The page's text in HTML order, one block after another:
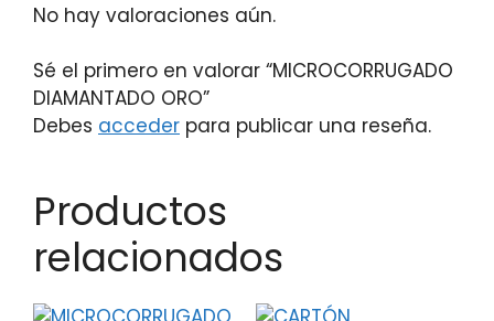
No hay valoraciones aún.
Sé el primero en valorar “MICROCORRUGADO
DIAMANTADO ORO”
Debes acceder para publicar una reseña.
Productos
relacionados